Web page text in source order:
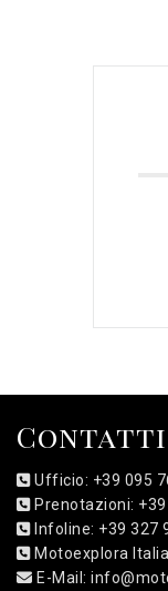
Contatti
Ufficio: +39 095
Prenotazioni: +39
Infoline: +39 327
Motoexplora
E-Mail: